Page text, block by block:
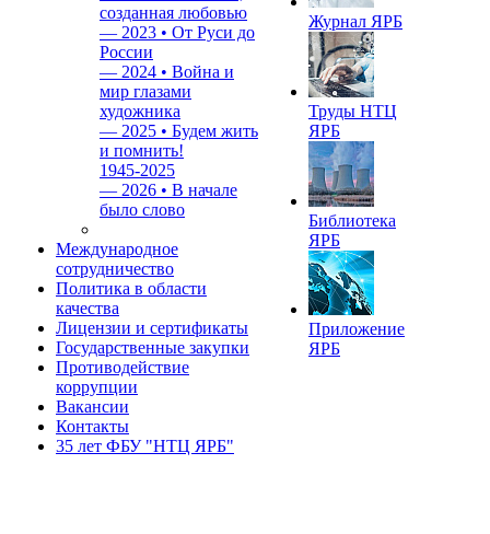
созданная любовью
— 2023 • От Руси до
России
— 2024 • Война и
мир глазами
художника
— 2025 • Будем жить
и помнить!
1945-2025
— 2026 • В начале
было слово
Международное
сотрудничество
Политика в области
качества
Лицензии и сертификаты
Государственные закупки
Противодействие
коррупции
Вакансии
Контакты
35 лет ФБУ "НТЦ ЯРБ"
Журнал ЯРБ
Труды НТЦ
ЯРБ
Библиотека
ЯРБ
Приложение
ЯРБ